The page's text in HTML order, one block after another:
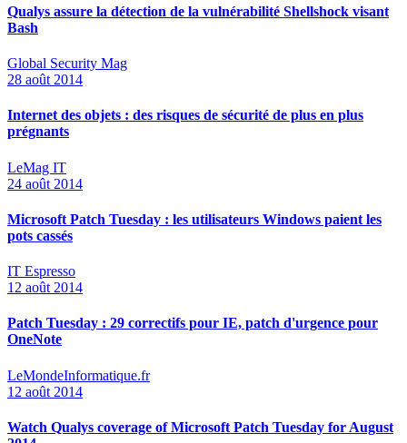
Qualys assure la détection de la vulnérabilité Shellshock visant
Bash
Global Security Mag
28 août 2014
Internet des objets : des risques de sécurité de plus en plus
prégnants
LeMag IT
24 août 2014
Microsoft Patch Tuesday : les utilisateurs Windows paient les
pots cassés
IT Espresso
12 août 2014
Patch Tuesday : 29 correctifs pour IE, patch d'urgence pour
OneNote
LeMondeInformatique.fr
12 août 2014
Watch Qualys coverage of Microsoft Patch Tuesday for August